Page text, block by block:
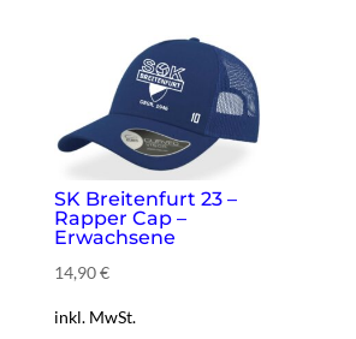
SK Breitenfurt 23 –
Rapper Cap –
Erwachsene
14,90€
inkl. MwSt.